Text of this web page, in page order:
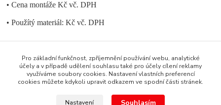
• Cena montáže Kč vč. DPH
• Použítý materiál: Kč vč. DPH
Pro základní funkčnost, zpříjemnění používání webu, analytické
účely a v případě udělení souhlasu také pro účely cílení reklamy
využíváme soubory cookies. Nastavení vlastních preferencí
cookies můžete kdykoli upravit odkazem ve spodní části stránek.
Nastavení Souhlasím